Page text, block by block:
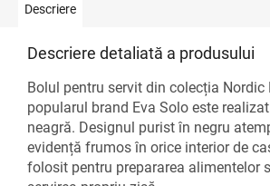
Descriere
Descriere detaliată a produsului
Bolul pentru servit din colecția Nordic
popularul brand Eva Solo este
neagră. Designul purist în negru
evidență frumos în orice interior de
folosit pentru prepararea alimentelor